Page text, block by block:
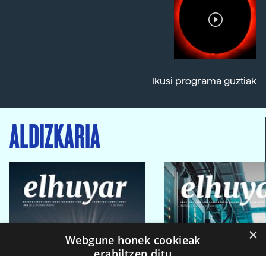
Ikusi programa guztiak
ALDIZKARIA
×
Webgune honek cookieak